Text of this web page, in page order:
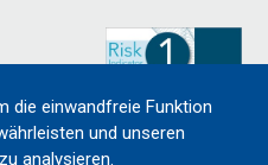
die einwandfreie Funktion
und unseren
analysieren.